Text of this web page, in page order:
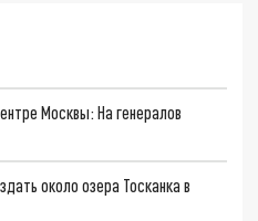
Москвы: На генералов
около озера Тосканка в